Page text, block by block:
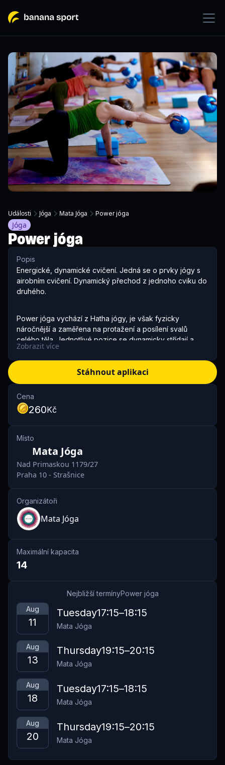
Události Jóga Mata Jóga Power jóga
Jóga
Power jóga
Popis
Energické, dynamické cvičení. Jedná se o prvky jógy s
airobním cvičení. Dynamický přechod z jednoho cviku do
druhého.
Power jóga vychází z Hatha jógy, je však fyzicky
náročnější a zaměřena na protažení a posílení svalů
celého těla. Jednotlivé pozice se dynamicky střídají a
důraz je kladen hlavně na sílu a ohebnost. Rozvíjí
koncentraci, vědomé ovládání těla, je vhodná i ke
zhubnutí nebo udržení váhy a vede k psychické i fyzické
relaxaci. Je vhodná pro aktivnější zdravé jedince bez
vážnějších zdravotních potíží a pro všechny, kteří
potřebují pro praxi více pohybu a dynamičnosti.
lektora. Na sebe ideálně pohodlné oblečení, ve kterém
se dá volně cvičit, aby vás to neomezovalo. Cvičíme na
boso, ale můžete mít pro vaše pohodlí ponožky.
Zobrazit více
Stáhnout aplikaci
Cena
260Kč
Místo
Mata Jóga
Nad Primaskou 1179/27
Praha 10 - Strašnice
Organizátoři
Mata Jóga
Maximální kapacita
14
Nejbližší termínyPower jóga
Aug
11
Tuesday17:15–18:15
Mata Jóga
Aug
13
Thursday19:15–20:15
Mata Jóga
Aug
18
Tuesday17:15–18:15
Mata Jóga
Aug
20
Thursday19:15–20:15
Mata Jóga